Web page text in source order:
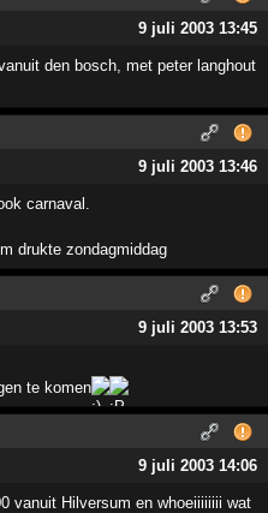
9 juli 2003 13:45
den bosch, met peter langhout
9 juli 2003 13:46
carnaval.
drukte zondagmiddag
9 juli 2003 13:53
te komen
9 juli 2003 14:06
vanuit Hilversum en whoeiiiiiiii wat